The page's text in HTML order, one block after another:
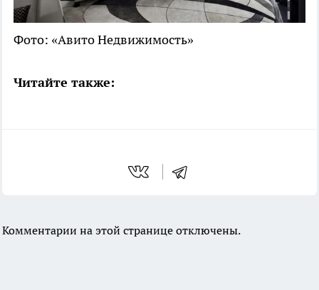
Фото: «Авито Недвижимость»
Читайте также:
Комментарии на этой странице отключены.